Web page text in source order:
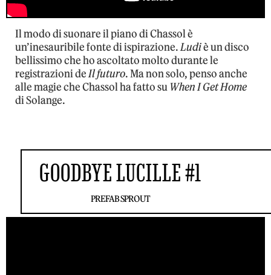
Il modo di suonare il piano di Chassol è
un’inesauribile fonte di ispirazione.Ludiè un disco
bellissimo che ho ascoltato molto durante le
registrazioni deIl futuro. Ma non solo, penso anche
alle magie che Chassol ha fatto su When I Get Home
di Solange.
GOODBYE LUCILLE #1
PREFAB SPROUT